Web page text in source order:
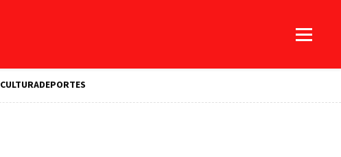
CULTURADEPORTES